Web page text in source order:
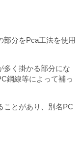
部分をPca工法を使用
多く掛かる部分にな
鋼線等によって補っ
ことがあり、別名PC